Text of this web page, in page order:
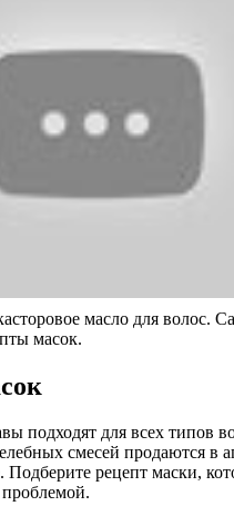
масло для волос.
масок.
подходят для всех типов
смесей продаются в
Подберите рецепт маски,